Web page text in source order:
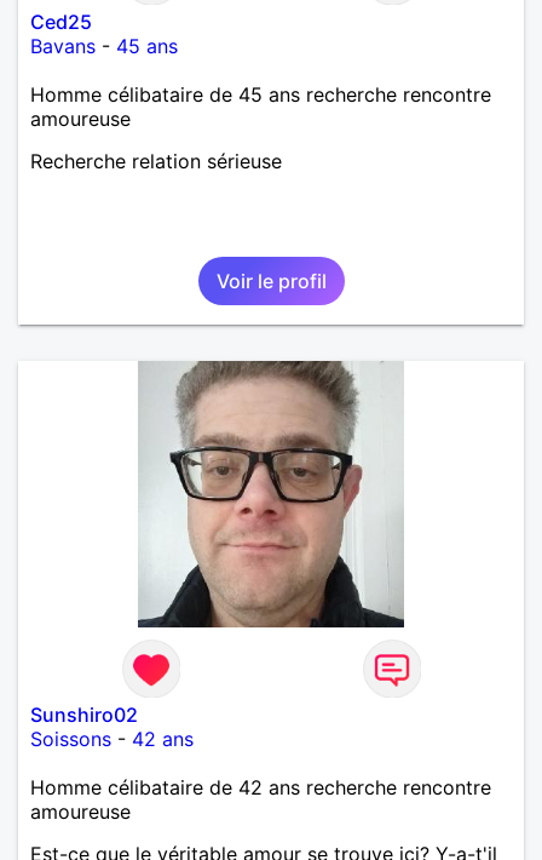
Ced25
Bavans - 45 ans
Homme célibataire de 45 ans recherche rencontre
amoureuse
Recherche relation sérieuse
Voir le profil
Sunshiro02
Soissons - 42 ans
Homme célibataire de 42 ans recherche rencontre
amoureuse
Est-ce que le véritable amour se trouve ici? Y-a-t'il